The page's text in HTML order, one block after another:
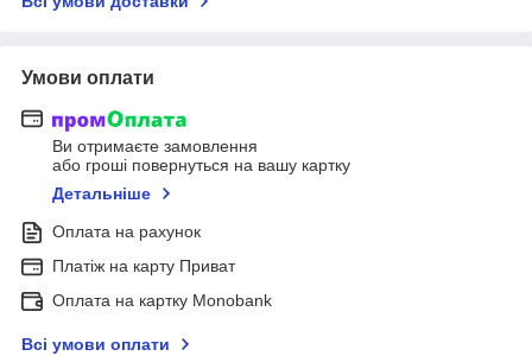
Умови оплати
Ви отримаєте замовлення
або гроші повернуться на вашу картку
Детальніше
Оплата на рахунок
Платіж на карту Приват
Оплата на картку Monobank
Всі умови оплати